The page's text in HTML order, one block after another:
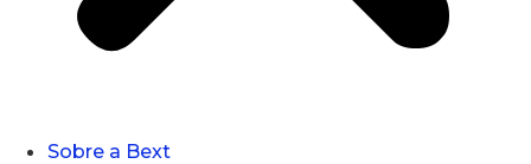
Sobre a Bext